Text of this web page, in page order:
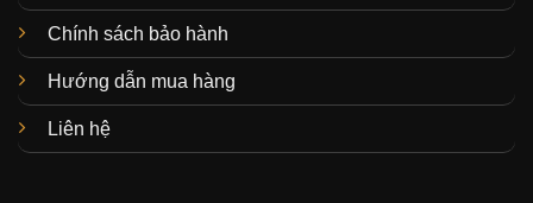
Chính sách bảo hành
Hướng dẫn mua hàng
Liên hệ